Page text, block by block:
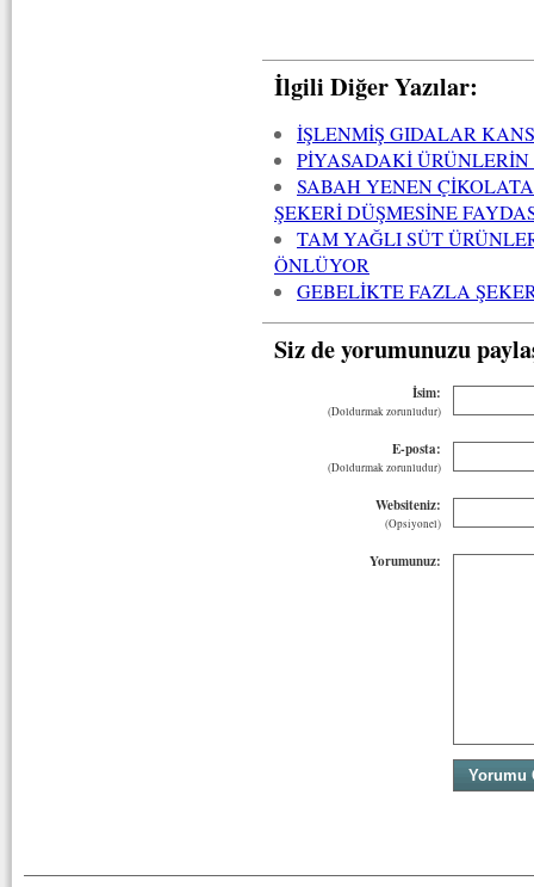
İlgili Diğer Yazılar:
İŞLENMİŞ GIDALAR
PİYASADAKİ
SABAH YENEN
ŞEKERİ DÜŞMESİNE
TAM YAĞLI SÜT
ÖNLÜYOR
GEBELİKTE FAZLA
Siz de yorumunuzu
İsim:
(Doldurmak zorunludur)
E-posta:
(Doldurmak zorunludur)
Websiteniz:
(Opsiyonel)
Yorumunuz: